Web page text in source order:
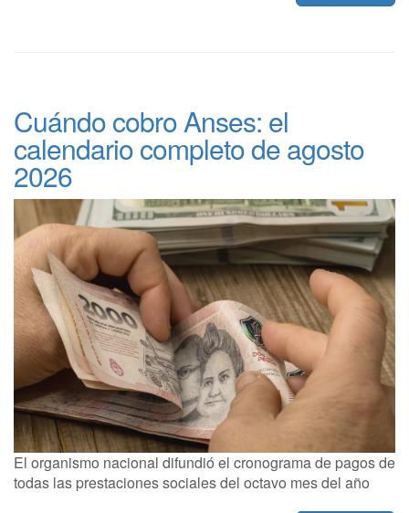
Cuándo cobro Anses: el
calendario completo de agosto
2026
El organismo nacional difundió el cronograma de pagos de
todas las prestaciones sociales del octavo mes del año